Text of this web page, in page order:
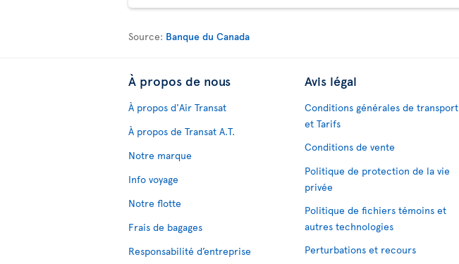
Source: Banque du Canada
À propos de nous
À propos d'Air Transat
À propos de Transat A.T.
Notre marque
Info voyage
Notre flotte
Frais de bagages
Responsabilité d’entreprise
Avis légal
Conditions générales de transport
et Tarifs
Conditions de vente
Politique de protection de la vie
privée
Politique de fichiers témoins et
autres technologies
Perturbations et recours